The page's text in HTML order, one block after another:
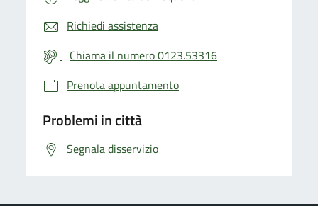
Richiedi assistenza
Chiama il numero 0123.53316
Prenota appuntamento
Problemi in città
Segnala disservizio